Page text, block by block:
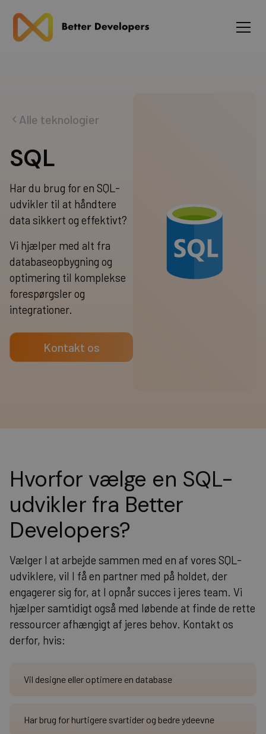
Alle teknologier
SQL
Har du brug for en SQL-
udvikler til at håndtere
data sikkert og effektivt?
Vi hjælper med alt fra
databaseopbygning og
optimering til komplekse
forespørgsler og
integrationer.
Kontakt os
Hvorfor vælge en SQL-
udvikler fra Better
Developers?
Vælger I at arbejde sammen med en af vores SQL-
udviklere, vil I få en partner med på holdet, der
engagerer sig for, at I opnår succes i jeres team. Vi
hjælper samtidigt også med løbende at finde de rette
ressourcer afhængigt af jeres behov. Kontakt os
derfor, hvis:
Vil designe eller optimere en database
Har brug for hurtigere svartider og bedre ydeevne